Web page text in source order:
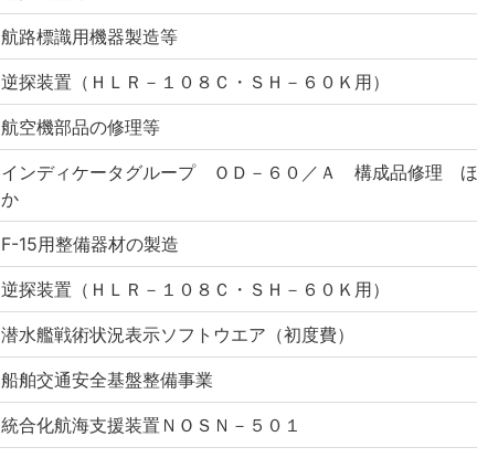
航路標識用機器製造等
逆探装置（ＨＬＲ－１０８Ｃ・ＳＨ－６０Ｋ用）
航空機部品の修理等
インディケータグループ ＯＤ－６０／Ａ 構成品修理 ほ
か
F-15用整備器材の製造
逆探装置（ＨＬＲ－１０８Ｃ・ＳＨ－６０Ｋ用）
潜水艦戦術状況表示ソフトウエア（初度費）
船舶交通安全基盤整備事業
統合化航海支援装置ＮＯＳＮ－５０１